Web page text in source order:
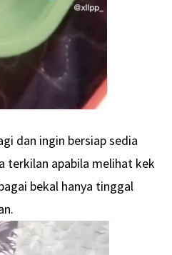
dan ingin bersiap sedia
terkilan apabila melihat kek
bekal hanya tinggal